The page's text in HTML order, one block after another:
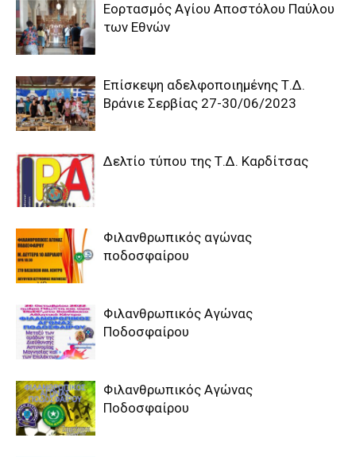
Εορτασμός Αγίου Αποστόλου Παύλου
των Εθνών
Επίσκεψη αδελφοποιημένης Τ.Δ.
Βράνιε Σερβίας 27-30/06/2023
Δελτίο τύπου της Τ.Δ. Καρδίτσας
Φιλανθρωπικός αγώνας
ποδοσφαίρου
Φιλανθρωπικός Αγώνας
Ποδοσφαίρου
Φιλανθρωπικός Αγώνας
Ποδοσφαίρου